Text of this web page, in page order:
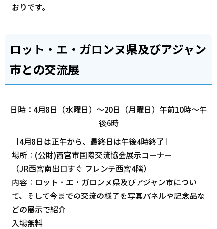
おりです。
ロット・エ・ガロンヌ県及びアジャン
市との交流展
日時：4月8日（水曜日）～20日（月曜日）午前10時～午
後6時
［4月8日は正午から、最終日は午後4時終了］
場所：(公財)西宮市国際交流協会展示コーナー
（JR西宮南出口すぐ フレンテ西宮4階）
内容：ロット・エ・ガロンヌ県及びアジャン市につい
て、そして今までの交流の様子を写真パネルや記念品な
どの展示で紹介
入場無料